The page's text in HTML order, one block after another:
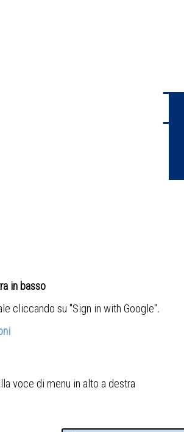
in basso
cliccando su "Sign in with Google".
voce di menu in alto a destra